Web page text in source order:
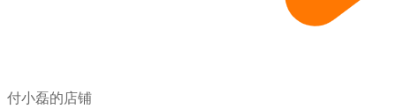
付小磊的店铺